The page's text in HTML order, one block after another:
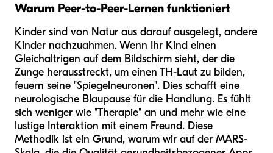
Warum Peer-to-Peer-Lernen funktioniert
Kinder sind von Natur aus darauf ausgelegt, andere
Kinder nachzuahmen. Wenn Ihr Kind einen
Gleichaltrigen auf dem Bildschirm sieht, der die
Zunge herausstreckt, um einen TH-Laut zu bilden,
feuern seine "Spiegelneuronen". Dies schafft eine
neurologische Blaupause für die Handlung. Es fühlt
sich weniger wie "Therapie" an und mehr wie eine
lustige Interaktion mit einem Freund. Diese
Methodik ist ein Grund, warum wir auf der MARS-